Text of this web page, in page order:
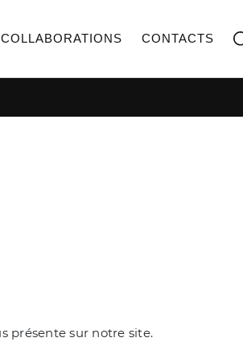
COLLABORATIONS CONTACTS
présente sur notre site.